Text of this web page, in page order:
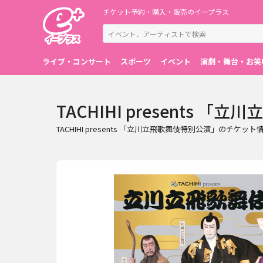
チケット予約・購入・販売のイープラス
ライブ・コンサート スポーツ イベント 演劇・舞台・お
TACHIHI presents 「立川
TACHIHI presents 「立川立飛歌舞伎特別公演」のチケッ